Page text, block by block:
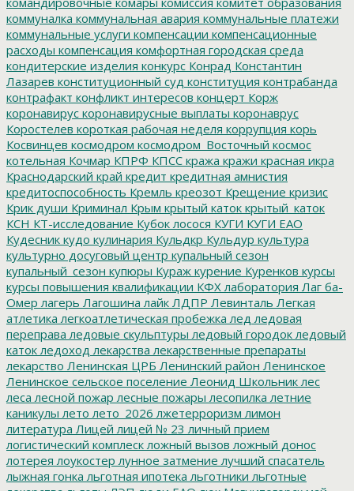
коммуналка коммунальная авария коммунальные платежи
коммунальные услуги компенсации компенсационные
расходы компенсация комфортная городская среда
кондитерские изделия конкурс Конрад Константин
Лазарев конституционный суд конституция контрабанда
контрафакт конфликт интересов концерт Корж
коронавирус коронавирусные выплаты коронаврус
Коростелев короткая рабочая неделя коррупция корь
Косвинцев космодром космодром_Восточный космос
котельная Кочмар КПРФ КПСС кража кражи красная икра
Краснодарский край кредит кредитная амнистия
кредитоспособность Кремль креозот Крещение кризис
Крик души Криминал Крым крытый каток крытый_каток
КСН КТ-исследование Кубок лосося КУГИ КУГИ ЕАО
Кудесник кудо кулинария Кульдкр Кульдур культура
культурно досуговый центр купальный сезон
купальный_сезон купюры Кураж курение Куренков курсы
курсы повышения квалификации КФХ лаборатория Лаг ба-
Омер лагерь Лагошина лайк ЛДПР Левинталь Легкая
атлетика легкоатлетическая пробежка лед ледовая
переправа ледовые скульптуры ледовый городок ледовый
каток ледоход лекарства лекарственные препараты
лекарство Ленинская ЦРБ Ленинский район Ленинское
Ленинское сельское поселение Леонид Школьник лес
леса лесной пожар лесные пожары лесопилка летние
каникулы лето лето_2026 лжетерроризм лимон
литература Лицей лицей № 23 личный прием
логистический комплеск ложный вызов ложный донос
лотерея лоукостер лунное затмение лучший спасатель
лыжная гонка льготная ипотека льготники льготные